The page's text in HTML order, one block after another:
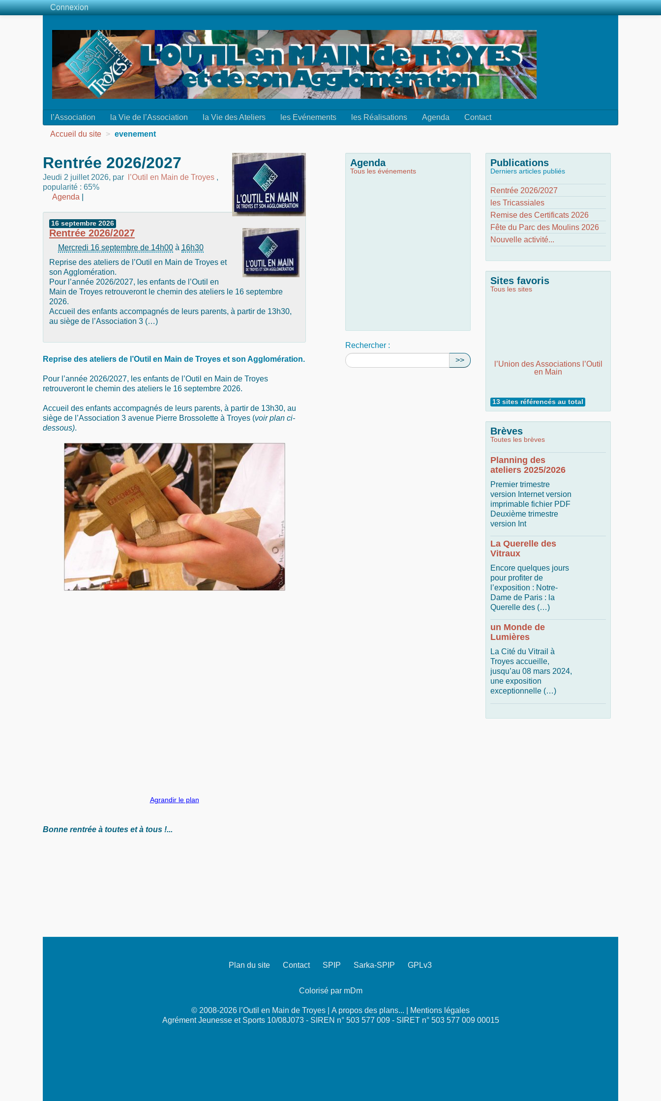
l’Association la Vie de l’Association la Vie des Ateliers les Evénements les Réalisations Agenda
Contact
Accueil du site > evenement
Rentrée 2026/2027
Jeudi 2 juillet 2026, par l’Outil en Main de Troyes ,
popularité : 65%
Agenda
16 septembre 2026
Rentrée 2026/2027
Mercredi 16 septembre de 14h00 à 16h30
Reprise des ateliers de l’Outil en Main de Troyes et
son Agglomération.
Pour l’année 2026/2027, les enfants de l’Outil en
Main de Troyes retrouveront le chemin des ateliers le 16 septembre
2026.
Accueil des enfants accompagnés de leurs parents, à partir de 13h30,
au siège de l’Association 3 (…)
Reprise des ateliers de l’Outil en Main de Troyes et son Agglomération.
Pour l’année 2026/2027, les enfants de l’Outil en Main de Troyes
retrouveront le chemin des ateliers le 16 septembre 2026.
Accueil des enfants accompagnés de leurs parents, à partir de 13h30, au
siège de l’Association 3 avenue Pierre Brossolette à Troyes (voir plan ci-
dessous).
Agrandir le plan
Bonne rentrée à toutes et à tous !...
Agenda
Tous les événements
Rechercher :
>>
Publications
Derniers articles publiés
Rentrée 2026/2027
les Tricassiales
Remise des Certificats 2026
Fête du Parc des Moulins 2026
Nouvelle activité...
Sites favoris
Tous les sites
l’Union des Associations l’Outil
en Main
13 sites référencés au total
Brèves
Toutes les brèves
Planning des
ateliers 2025/2026
Premier trimestre
version Internet version
imprimable fichier PDF
Deuxième trimestre
version Int
La Querelle des
Vitraux
Encore quelques jours
pour profiter de
l’exposition : Notre-
Dame de Paris : la
Querelle des (…)
un Monde de
Lumières
La Cité du Vitrail à
Troyes accueille,
jusqu’au 08 mars 2024,
une exposition
exceptionnelle (…)
Plan du site Contact SPIP Sarka-SPIP GPLv3
Colorisé par mDm
© 2008-2026 l’Outil en Main de Troyes | A propos des plans...
Mentions légales
Agrément Jeunesse et Sports 10/08J073 - SIREN n° 503 577 009 - SIRET n° 503 577 009 00015
Connexion